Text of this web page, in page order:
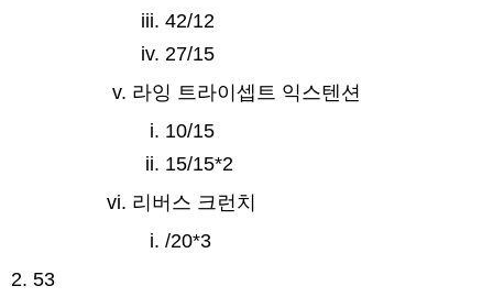
42/12
27/15
라잉 트라이셉트 익스텐션
10/15
15/15*2
리버스 크런치
/20*3
53